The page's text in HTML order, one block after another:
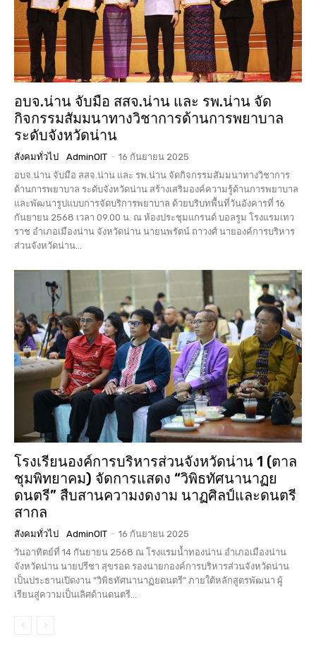
อบจ.น่าน จับมือ สสจ.น่าน และ รพ.น่าน จัด
กิจกรรมสัมมนาทางวิชาการด้านการพยาบาล
ระดับจังหวัดน่าน
สังคมทั่วไป AdminOIT - 16 กันยายน 2025
อบจ.น่าน จับมือ สสจ.น่าน และ รพ.น่าน จัดกิจกรรมสัมมนาทางวิชาการ
ด้านการพยาบาล ระดับจังหวัดน่าน สร้างเสริมองค์ความรู้ด้านการพยาบาล
และพัฒนารูปแบบการจัดบริการพยาบาล ด้วยบริบทพื้นที่วันอังคารที่ 16
กันยายน 2568 เวลา 09.00 น. ณ ห้องประชุมแกรนด์ บอลรูม โรงแรมเทว
ราช อำเภอเมืองน่าน จังหวัดน่าน นายนพรัตน์ ถาวงศ์ นายองค์การบริหาร
ส่วนจังหวัดน่าน...
โรงเรียนองค์การบริหารส่วนจังหวัดน่าน 1 (ตาล
ชุมพิทยาคม) จัดการแสดง “วิพิธทัศนานาฏย
ดนตรี” สืบสานความงดงาม นาฏศิลป์และดนตรี
สากล
สังคมทั่วไป AdminOIT - 16 กันยายน 2025
วันอาทิตย์ที่ 14 กันยายน 2568 ณ โรงแรมน้ำทองน่าน อำเภอเมืองน่าน
จังหวัดน่าน นายปรีชา สุขรอด รองนายกองค์การบริหารส่วนจังหวัดน่าน
เป็นประธานเปิดงาน “วิพิธทัศนานาฏยดนตรี” ภายใต้หลักสูตรพัฒนา ผู้
เรียนสู่ความเป็นเลิศด้านดนตรี...